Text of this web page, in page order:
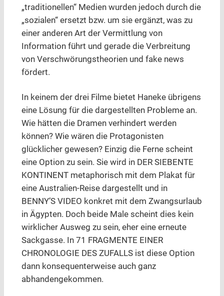
„traditionellen“ Medien wurden jedoch durch die
„sozialen“ ersetzt bzw. um sie ergänzt, was zu
einer anderen Art der Vermittlung von
Information führt und gerade die Verbreitung
von Verschwörungstheorien und fake news
fördert.
In keinem der drei Filme bietet Haneke übrigens
eine Lösung für die dargestellten Probleme an.
Wie hätten die Dramen verhindert werden
können? Wie wären die Protagonisten
glücklicher gewesen? Einzig die Ferne scheint
eine Option zu sein. Sie wird in DER SIEBENTE
KONTINENT metaphorisch mit dem Plakat für
eine Australien-Reise dargestellt und in
BENNY’S VIDEO konkret mit dem Zwangsurlaub
in Ägypten. Doch beide Male scheint dies kein
wirklicher Ausweg zu sein, eher eine erneute
Sackgasse. In 71 FRAGMENTE EINER
CHRONOLOGIE DES ZUFALLS ist diese Option
dann konsequenterweise auch ganz
abhandengekommen.